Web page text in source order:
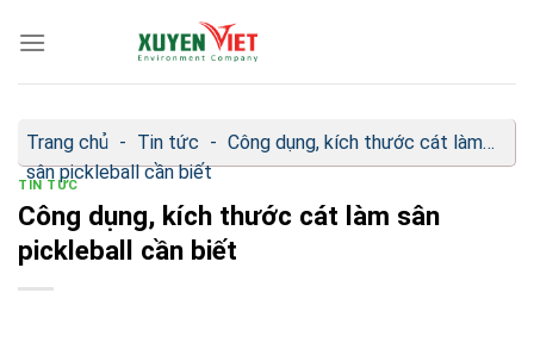
qua
Trang chủ - Tin tức - Công dụng, kích thước cát làm
sân pickleball cần biết
TIN TỨC
Công dụng, kích thước cát làm sân
pickleball cần biết